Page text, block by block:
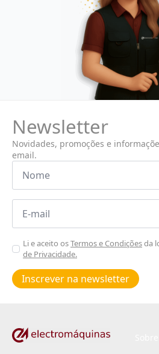
Newsletter
Novidades, promoções e
email.
Nome
Email
Aceitar
Poiticas
de
privacidade
Li e aceito osTermos e Condiçõesda
de Privacidade.
Inscrever na newsletter